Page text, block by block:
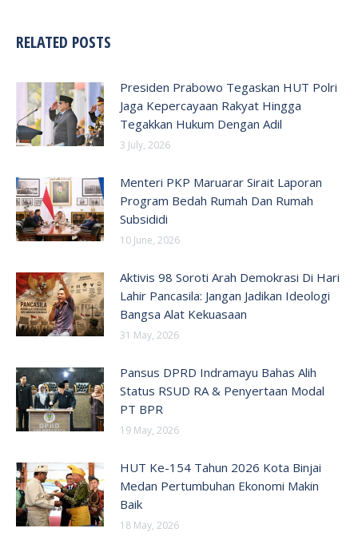
RELATED POSTS
Presiden Prabowo Tegaskan HUT Polri
Jaga Kepercayaan Rakyat Hingga
Tegakkan Hukum Dengan Adil
3 July, 2026
Menteri PKP Maruarar Sirait Laporan
Program Bedah Rumah Dan Rumah
Subsididi
10 June, 2026
Aktivis 98 Soroti Arah Demokrasi Di Hari
Lahir Pancasila: Jangan Jadikan Ideologi
Bangsa Alat Kekuasaan
31 May, 2026
Pansus DPRD Indramayu Bahas Alih
Status RSUD RA & Penyertaan Modal
PT BPR
19 May, 2026
HUT Ke-154 Tahun 2026 Kota Binjai
Medan Pertumbuhan Ekonomi Makin
Baik
18 May, 2026